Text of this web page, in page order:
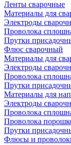
Ленты сварочные
Материалы для
Электроды
Проволока
Прутки
Флюс сварочный
Материалы для
Электроды
Проволока
Прутки
Материалы для
Электроды
Проволока
Проволока
Прутки
Флюсы и